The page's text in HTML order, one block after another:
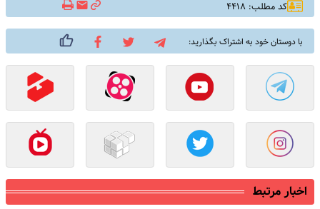
کد مطلب: ۴۴۱۸
با دوستان خود به اشتراک بگذارید:
اخبار مرتبط